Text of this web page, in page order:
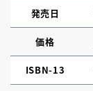
発売日
価格
ISBN-13